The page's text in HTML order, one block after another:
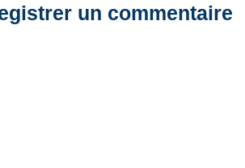
un commentaire